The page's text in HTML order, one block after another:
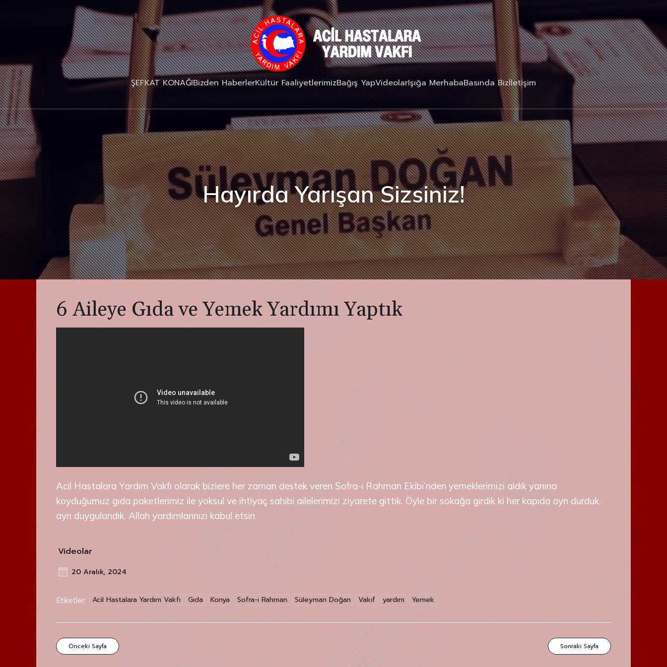
ŞEFKAT KONAĞIBizden HaberlerKültür FaaliyetlerimizBağış YapVideolarIşığa MerhabaBasında Bizİletişim
Hayırda Yarışan Sizsiniz!
6 Aileye Gıda ve Yemek Yardımı Yaptık
Acil Hastalara Yardım Vakfı olarak bizlere her zaman destek veren Sofra-ı Rahman Ekibi’nden yemeklerimizi aldık yanına
koyduğumuz gıda paketlerimiz ile yoksul ve ihtiyaç sahibi ailelerimizi ziyarete gittik. Öyle bir sokağa girdik ki her kapıda ayrı durduk,
ayrı duygulandık. Allah yardımlarınızı kabul etsin.
Videolar
20 Aralık, 2024
Etiketler: Acil Hastalara Yardım Vakfı Gıda Konya Sofra-ı Rahman Süleyman Doğan Vakıf yardım Yemek
Önceki Sayfa Sonraki Sayfa